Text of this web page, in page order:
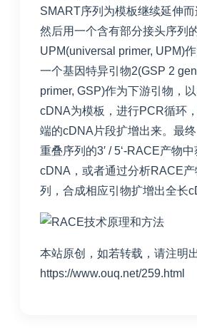
SMART序列为模板继续延伸而
然后用一个含有部分接头序列
UPM(universal primer, UPM)
一个基因特异引物2(GSP 2
primer, GSP)作为下游引物，
cDNA为模板，进行PCR循环
端的cDNA片段扩增出来。最
重叠序列的3′ / 5‘-RACE产物
cDNA，或者通过分析RACE产
列，合成相应引物扩增出全长
本站原创，如若转载，请注明
https://www.ouq.net/259.html